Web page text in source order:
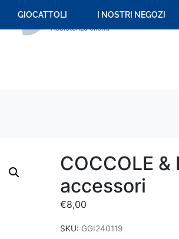
+39 059 694 092
Assistenza clienti
GIOCATTOLI I NOSTRI NEGOZI
COCCOLE
accessori
€8,00
SKU: GGI240119